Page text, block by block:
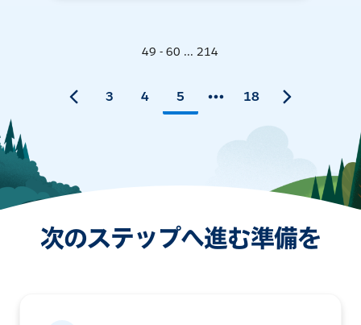
49 - 60 ... 214
3 4 5 18
次のステップへ進む準備を